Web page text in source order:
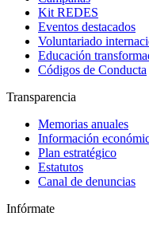
Kit REDES
Eventos destacados
Voluntariado
Educación
Códigos de Conducta
Transparencia
Memorias anuales
Información
Plan estratégico
Estatutos
Canal de denuncias
Infórmate